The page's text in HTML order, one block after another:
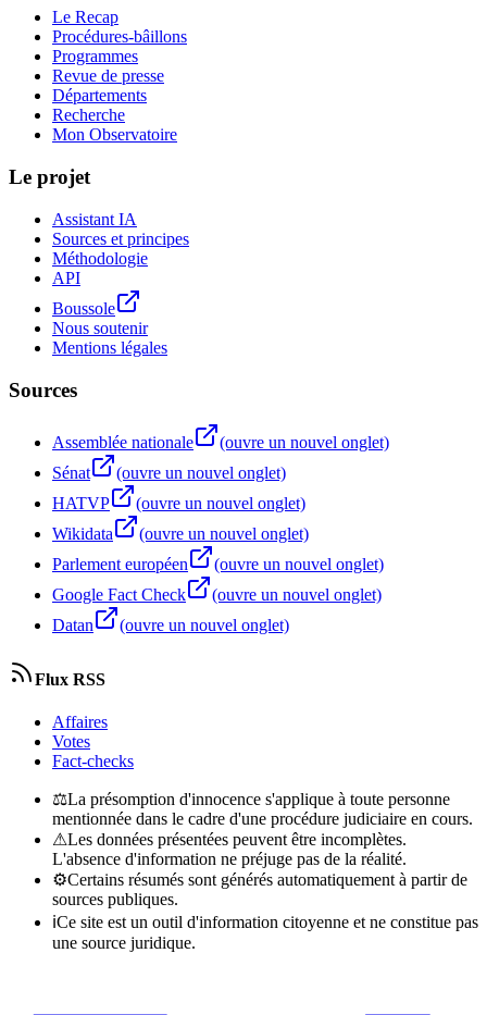
Le Recap
Procédures-bâillons
Programmes
Revue de presse
Départements
Recherche
Mon Observatoire
Le projet
Assistant IA
Sources et principes
Méthodologie
API
Boussole
Nous soutenir
Mentions légales
Sources
Assemblée nationale
(ouvre un nouvel onglet)
Sénat
(ouvre un nouvel onglet)
HATVP
(ouvre un nouvel onglet)
Wikidata
(ouvre un nouvel onglet)
Parlement européen
(ouvre un nouvel onglet)
Google Fact Check
(ouvre un nouvel onglet)
Datan
(ouvre un nouvel onglet)
Flux RSS
Affaires
Votes
Fact-checks
⚖La présomption d'innocence s'applique à toute personne
mentionnée dans le cadre d'une procédure judiciaire en cours.
⚠Les données présentées peuvent être incomplètes.
L'absence d'information ne préjuge pas de la réalité.
⚙Certains résumés sont générés automatiquement à partir de
sources publiques.
ℹCe site est un outil d'information citoyenne et ne constitue pas
une source juridique.